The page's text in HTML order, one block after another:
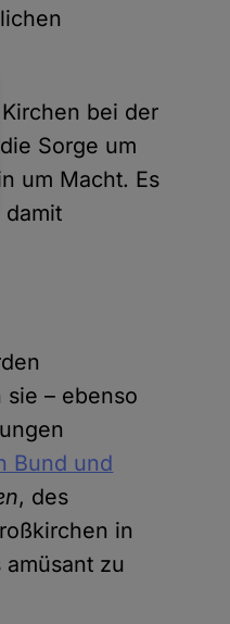
bei der
Sorge um
um Macht. Es
– ebenso
Bund und
, des
in
zu